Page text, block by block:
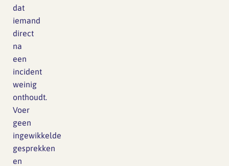
dat
iemand
direct
na
een
incident
weinig
onthoudt.
Voer
geen
ingewikkelde
gesprekken
en